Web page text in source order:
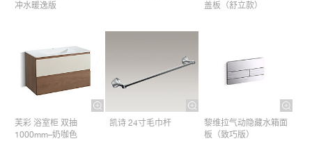
冲水暖逸版
盖板（舒立款）
芙彩 浴室柜 双抽
1000mm–奶咖色
凯诗 24寸毛巾杆​
黎维拉气动隐藏水箱面
板（致巧版）